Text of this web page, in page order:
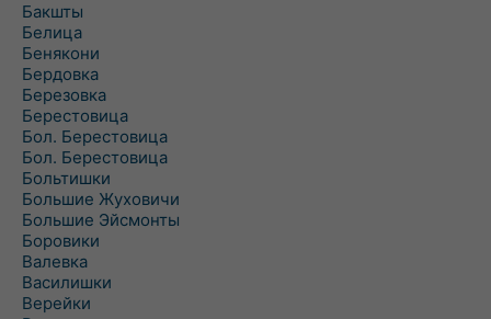
Бакшты
Белица
Бенякони
Бердовка
Березовка
Берестовица
Бол. Берестовица
Бол. Берестовица
Больтишки
Большие Жуховичи
Большие Эйсмонты
Боровики
Валевка
Василишки
Верейки